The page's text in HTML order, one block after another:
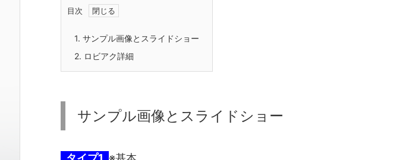
目次
1. サンプル画像とスライドショー
2. ロビアク詳細
サンプル画像とスライドショー